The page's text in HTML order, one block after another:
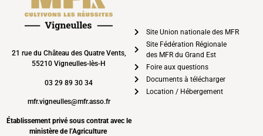
21 rue du Château des Quatre Vents,
55210 Vigneulles-lès-H
03 29 89 30 34
mfr.vigneulles@mfr.asso.fr
Établissement privé sous contrat avec le
ministère de l’Agriculture
Site Union nationale des MFR
Site Fédération Régionale
des MFR du Grand Est
Foire aux questions
Documents à télécharger
Location / Hébergement